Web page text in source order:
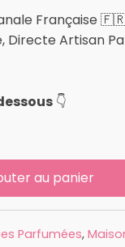
Française
Directe Artisan
👇
ROSE
au panier
Parfumées,